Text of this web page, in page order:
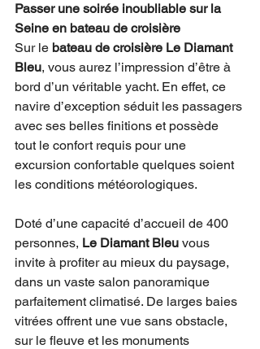
Passer une soirée inoubliable sur la
Seine en bateau de croisière
Sur le bateau de croisière Le Diamant
Bleu, vous aurez l’impression d’être à
bord d’un véritable yacht. En effet, ce
navire d’exception séduit les passagers
avec ses belles finitions et possède
tout le confort requis pour une
excursion confortable quelques soient
les conditions météorologiques.
Doté d’une capacité d’accueil de 400
personnes, Le Diamant Bleu vous
invite à profiter au mieux du paysage,
dans un vaste salon panoramique
parfaitement climatisé. De larges baies
vitrées offrent une vue sans obstacle,
sur le fleuve et les monuments